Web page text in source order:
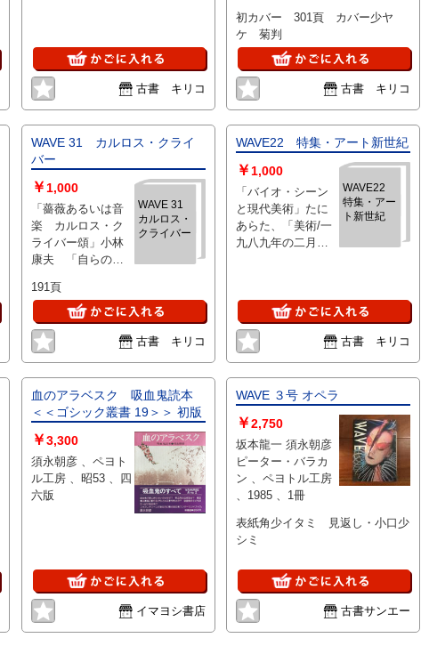
雄 「寺山修司
不等式の浪漫」岸
田理生 「暗黒舞
踏」他 、ペヨトル
工房 、1991 、1
古書 キリコ
モダン文学
初カバー 301頁 カバー少ヤ
ケ 菊判
古書 キリコ
WAVE 31 カルロス・クライ
バー
WAVE 31
カルロス・
クライバー
￥1,000
「薔薇あるいは音
楽 カルロス・ク
ライバー頌」小林
康夫 「自らの哲
ナ・マテオプーロ
ス 「プラシド・
ドミンゴ自伝よ
り」 「ヒーロー
なき時代のヒーロ
ー」長木誠司、吉
井亜彦 「音響と
映像が共存するア
靖彦他 、
WAVE（発行） ペ
ヨトル工房（発
191頁
古書 キリコ
WAVE22 特集・アート新世紀
WAVE22
特集・アー
ト新世紀
￥1,000
「バイオ・シーン
と現代美術」たに
あらた、「美術/一
九八九年の二月」
「美術は愛から生
まれる」森村泰
昌、「今どきの現
代美術」吉澤美
香、富田有紀子、
増田聡子、高橋信
ペヨトル工房 、89
、1
古書 キリコ
血のアラベスク 吸血鬼読本
＜＜ゴシック叢書 19＞＞ 初版
￥3,300
須永朝彦 、ペヨト
ル工房 、昭53 、四
六版
イマヨシ書店
WAVE ３号 オペラ
￥2,750
坂本龍一 須永朝彦
ピーター・バラカ
ン 、ペヨトル工房
、1985 、1冊
表紙角少イタミ 見返し・小口少
シミ
古書サンエー